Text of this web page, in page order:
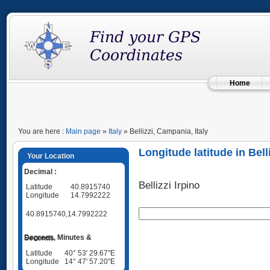
Home
You are here : Main page » Italy » Bellizzi, Campania, Italy
Your Location
Decimal :
Latitude
40.8915740
Longitude
14.7992222
40.8915740,14.7992222
Degrees, Minutes & Seconds
Latitude
40° 53' 29.67"E
Longitude
14° 47' 57.20"E
Longitude latitude in
Bellizzi Irpino